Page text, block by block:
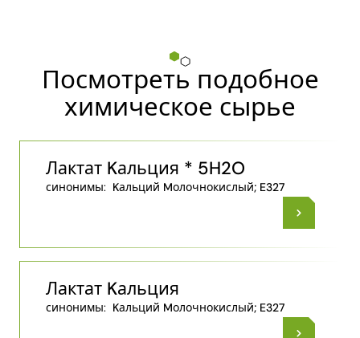
Посмотреть подобное
химическое сырье
Лактат Kальция * 5H2O
синонимы: Kальций Mолочнокислый; E327
Лактат Kальция
синонимы: Kальций Mолочнокислый; E327